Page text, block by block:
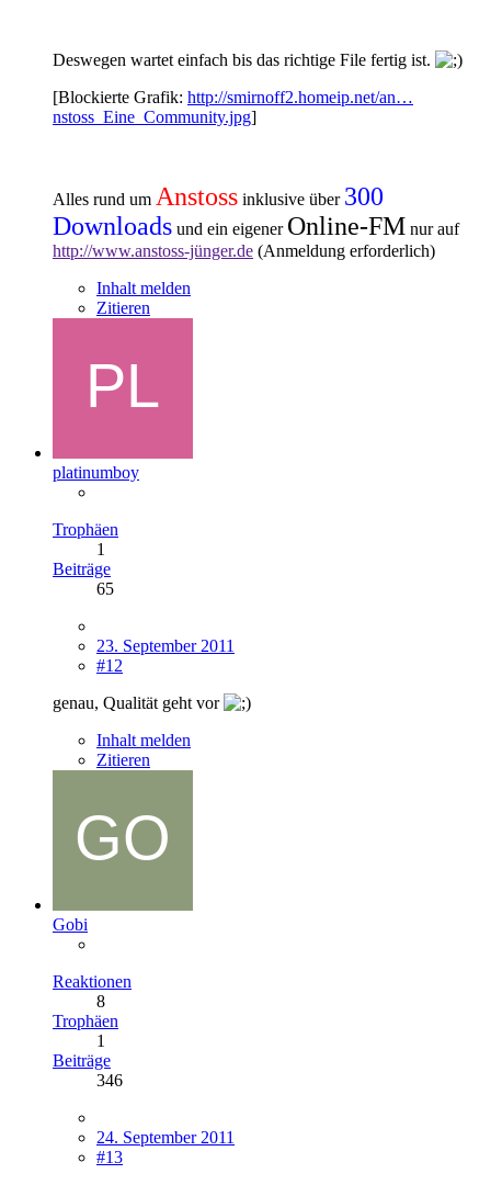
Deswegen wartet einfach bis das richtige File fertig ist.
[Blockierte Grafik: http://smirnoff2.homeip.net/an…
nstoss_Eine_Community.jpg]
Alles rund um Anstoss inklusive über 300
Downloads und ein eigener Online-FM nur auf
http://www.anstoss-jünger.de (Anmeldung erforderlich)
Inhalt melden
Zitieren
platinumboy
Trophäen
1
Beiträge
65
23. September 2011
#12
genau, Qualität geht vor
Inhalt melden
Zitieren
Gobi
Reaktionen
8
Trophäen
1
Beiträge
346
24. September 2011
#13